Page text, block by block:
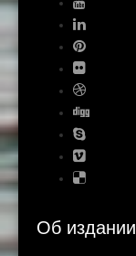
Об издании